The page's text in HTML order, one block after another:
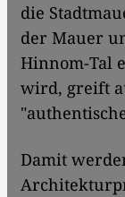
die
der Mauer
Hinnom-Tal
wird, greift
Damit